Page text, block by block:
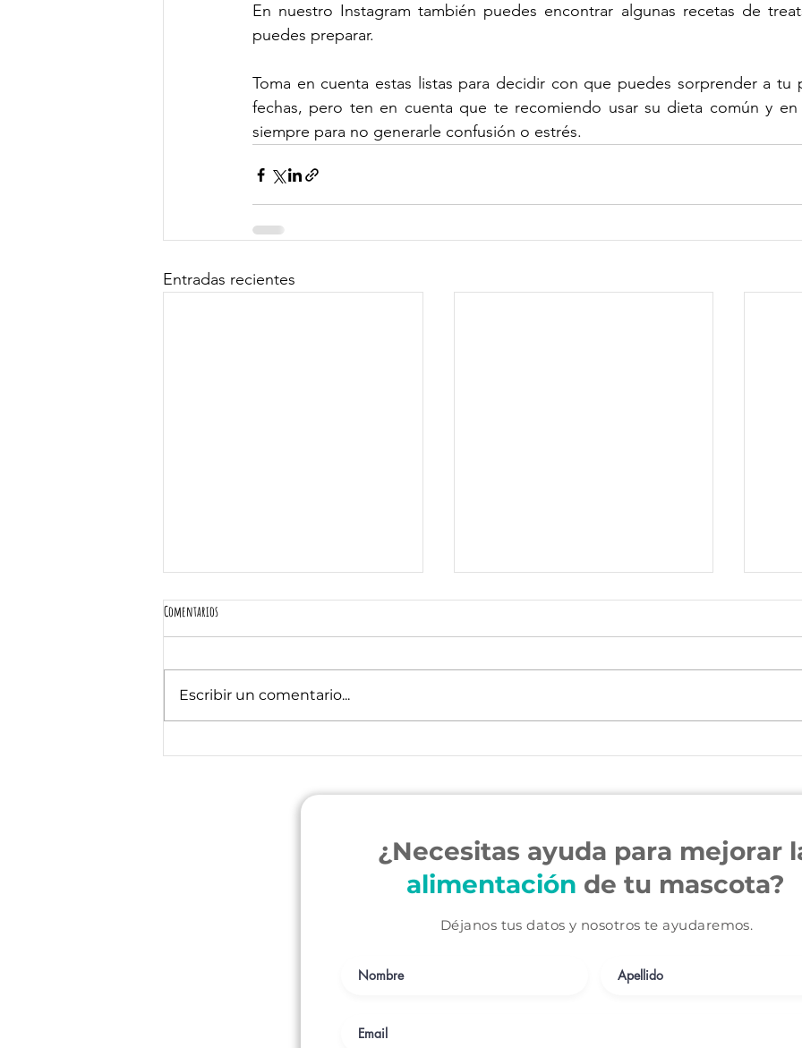
En nuestro Instagram también puedes encontrar algunas recetas de
puedes preparar.
Toma en cuenta estas listas para decidir con que puedes sorprender a tu
fechas, pero ten en cuenta que te recomiendo usar su dieta común y
siempre para no generarle confusión o estrés.
Entradas recientes
Comentarios
Escribir un comentario...
¿Necesitas ayuda para mejorar
alimentación de tu mascota?
Déjanos tus datos y nosotros te ayudaremos.